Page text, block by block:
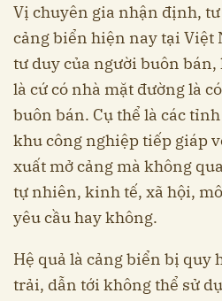
Vị chuyên gia nhận định,
cảng biển hiện nay tại Việt
tư duy của người buôn
là cứ có nhà mặt đường là
buôn bán. Cụ thể là các
khu công nghiệp tiếp giáp
xuất mở cảng mà không
tự nhiên, kinh tế, xã hội,
yêu cầu hay không.
Hệ quả là cảng biển bị quy
trải, dẫn tới không thể sử